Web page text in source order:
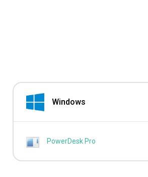
Windows
PowerDesk Pro